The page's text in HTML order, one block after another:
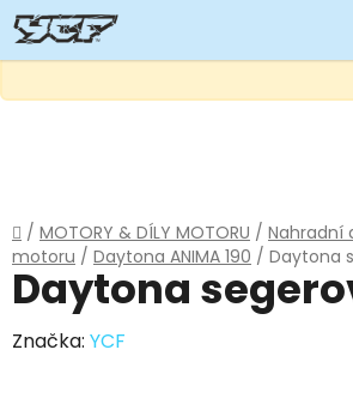
Domů
/ MOTORY & DÍLY MOTORU / Nahradní
motoru / Daytona ANIMA 190 / Daytona
Daytona
Značka: YCF